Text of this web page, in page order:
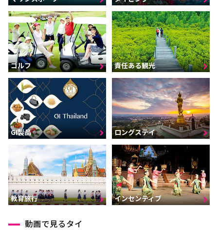
ゴルフ 責任ある観光
GI製品 ロングステイ
教育旅行 インセンティブ
動画で見るタイ